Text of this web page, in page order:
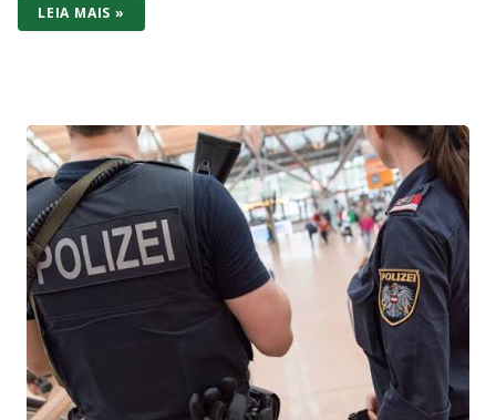
na casa dos R$ 2.000 com jogo incluso. No bolso brasileiro,
Series S massacra: 1440p/120fps, SSD rápido, Game Pass
com centenas de AAA (Forza, Starfield, Call of Duty) e futuro-
proof pra 2026. O Switch 1 roda em 1080p dock/720p
handheld e o OLED melhora a tela com cores vibrantes e
pretos profundos – mas gráficos de 2017. A diferença? O
Switch é portátil de verdade: você joga no sofá, no ônibus ou
na cama. Series S é só TV. Se você quer Mario, Pokémon
Scarlet/Violet, Zelda Tears of the Kingd...
LEIA MAIS »